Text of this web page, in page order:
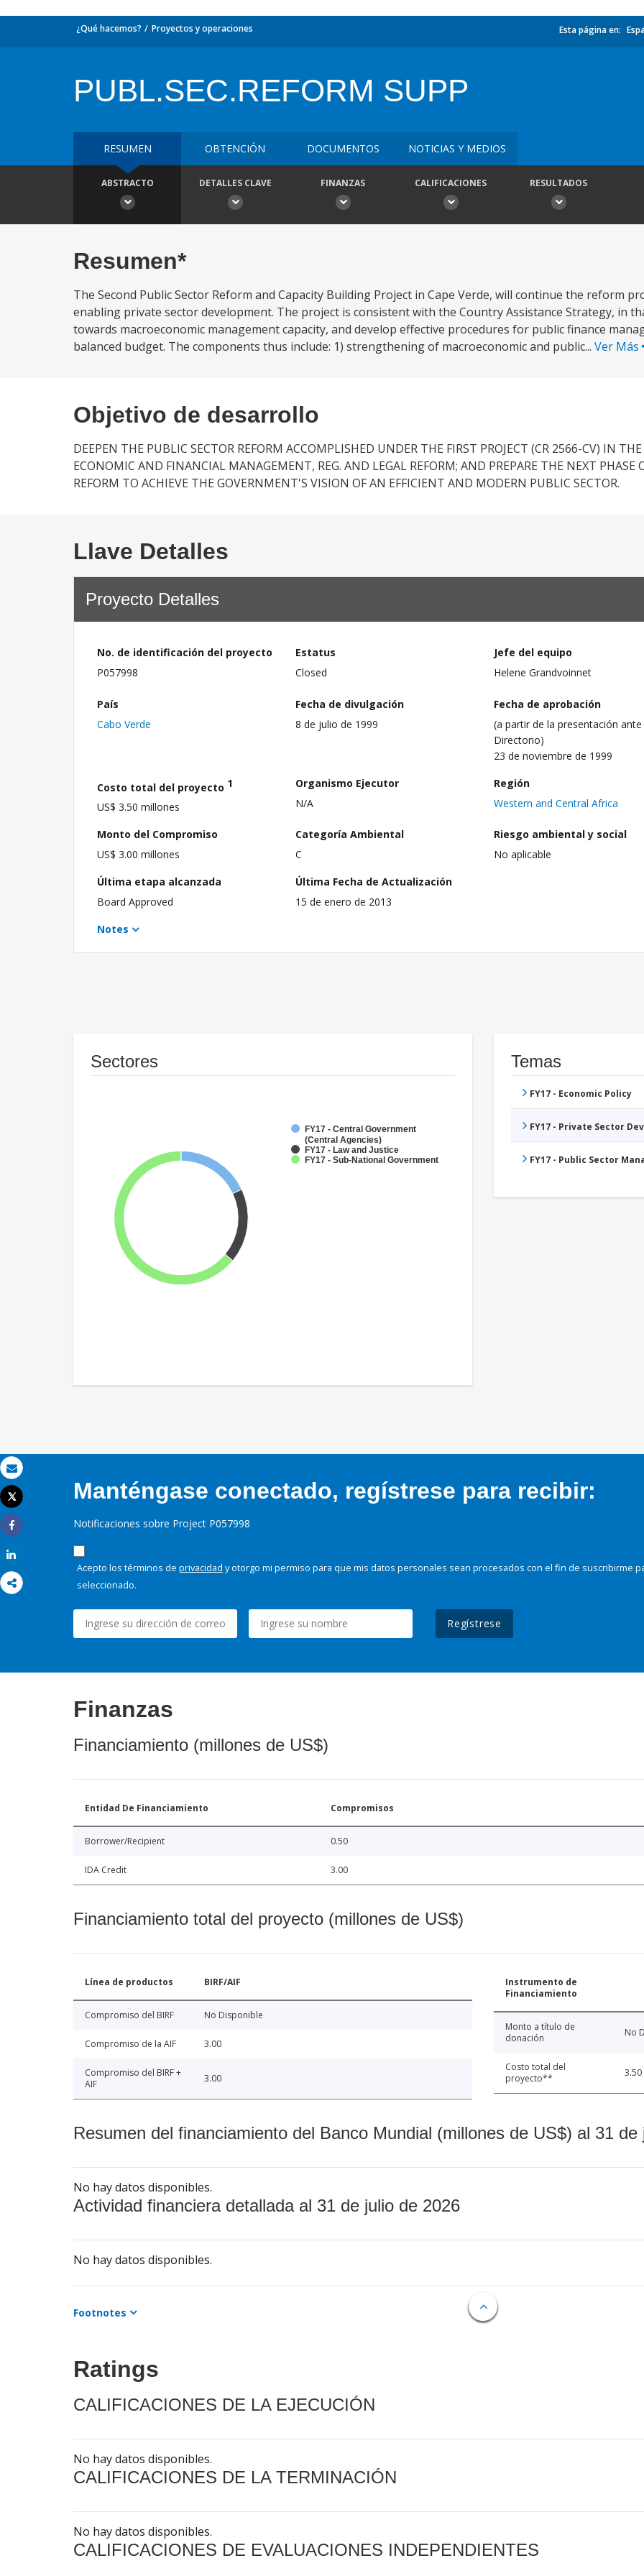
Correo electrónico
Imprimir
Tweet
Share
¿Qué hacemos? Proyectos y operaciones Esta página en:
PUBL.SEC.REFORM SUPP
RESUMEN OBTENCIÓN DOCUMENTOS NOTICIAS Y MEDIOS
ABSTRACTO DETALLES CLAVE FINANZAS CALIFICACIONES RESULTADOS
Resumen*
The Second Public Sector Reform and Capacity Building Project in Cape Verde, will continue the reform
enabling private sector development. The project is consistent with the Country Assistance Strategy, in
towards macroeconomic management capacity, and develop effective procedures for public finance
balanced budget. The components thus include: 1) strengthening of macroeconomic and public... Ver Más
Objetivo de desarrollo
DEEPEN THE PUBLIC SECTOR REFORM ACCOMPLISHED UNDER THE FIRST PROJECT (CR 2566-CV) IN THE
ECONOMIC AND FINANCIAL MANAGEMENT, REG. AND LEGAL REFORM; AND PREPARE THE NEXT PHASE
REFORM TO ACHIEVE THE GOVERNMENT'S VISION OF AN EFFICIENT AND MODERN PUBLIC SECTOR.
Llave Detalles
Proyecto Detalles
No. de identificación del proyecto
P057998
Estatus
Closed
Jefe del equipo
Helene Grandvoinnet
País
Cabo Verde
Fecha de divulgación
8 de julio de 1999
Fecha de aprobación
(a partir de la presentación ante
Directorio)
23 de noviembre de 1999
Costo total del proyecto 1
US$ 3.50 millones
Organismo Ejecutor
N/A
Región
Western and Central Africa
Monto del Compromiso
US$ 3.00 millones
Categoría Ambiental
C
Riesgo ambiental y social
No aplicable
Última etapa alcanzada
Board Approved
Última Fecha de Actualización
15 de enero de 2013
Notes
Sectores
FY17 - Central Government
(Central Agencies)
FY17 - Law and Justice
FY17 - Sub-National Government
Temas
FY17 - Economic Policy
FY17 - Private Sector
FY17 - Public Sector
Manténgase conectado, regístrese para recibir:
Notificaciones sobre Project P057998
Acepto los términos de privacidad y otorgo mi permiso para que mis datos personales sean procesados con el fin de suscribirme
seleccionado.
Regístrese
Finanzas
Financiamiento (millones de US$)
Entidad De Financiamiento Compromisos
Borrower/Recipient 0.50
IDA Credit 3.00
Financiamiento total del proyecto (millones de US$)
Línea de productos BIRF/AIF
Compromiso del BIRF No Disponible
Compromiso de la AIF 3.00
Compromiso del BIRF +
AIF
3.00
Instrumento de
Financiamiento
Monto a título de
donación
No
Costo total del
proyecto**
3.50
Resumen del financiamiento del Banco Mundial (millones de US$) al 31 de
No hay datos disponibles.
Actividad financiera detallada al 31 de julio de 2026
No hay datos disponibles.
Footnotes
Ratings
CALIFICACIONES DE LA EJECUCIÓN
No hay datos disponibles.
CALIFICACIONES DE LA TERMINACIÓN
No hay datos disponibles.
CALIFICACIONES DE EVALUACIONES INDEPENDIENTES